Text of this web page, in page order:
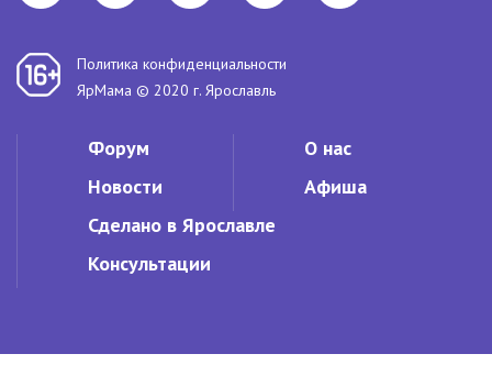
Политика конфиденциальности
ЯрМама © 2020 г. Ярославль
Форум
Новости
О нас
Афиша
Сделано в Ярославле
Консультации